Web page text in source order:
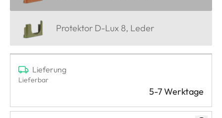
Protektor D-Lux 8, Leder
Lieferung
Lieferbar
5-7 Werktage